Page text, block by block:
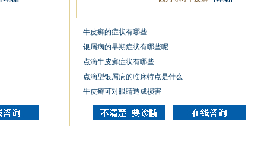
牛皮癣的症状有哪些
银屑病的早期症状有哪些呢
点滴牛皮癣症状有哪些
点滴型银屑病的临床特点是什么
牛皮癣可对眼睛造成损害